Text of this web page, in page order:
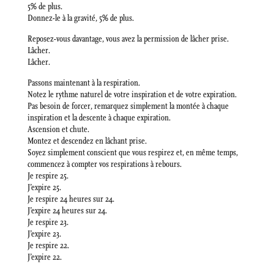
5% de plus.
Donnez-le à la gravité, 5% de plus.
Reposez-vous davantage, vous avez la permission de lâcher prise.
Lâcher.
Lâcher.
Passons maintenant à la respiration.
Notez le rythme naturel de votre inspiration et de votre expiration.
Pas besoin de forcer, remarquez simplement la montée à chaque
inspiration et la descente à chaque expiration.
Ascension et chute.
Montez et descendez en lâchant prise.
Soyez simplement conscient que vous respirez et, en même temps,
commencez à compter vos respirations à rebours.
Je respire 25.
J’expire 25.
Je respire 24 heures sur 24.
J’expire 24 heures sur 24.
Je respire 23.
J’expire 23.
Je respire 22.
J’expire 22.